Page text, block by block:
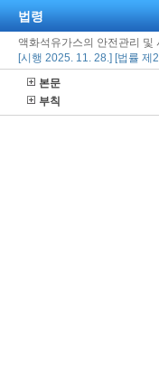
법령
액화석유가스의 안전관리 및
[시행 2025. 11. 28.] [법률
본문
부칙